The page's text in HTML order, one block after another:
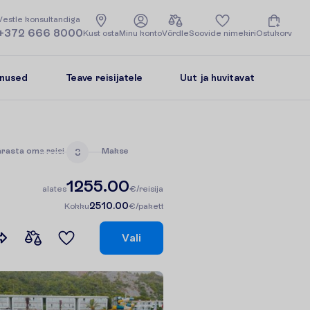
estle konsultandiga
666 8000Kust ostaMinu kontoVõrdleSoovide nimekiriOstukorv
Teave reisijatele Uut ja huvitavat
rasta oma reisi 3 Makse
alates1255.00€/reisija
Kokku2510.00€/pakett
Vali